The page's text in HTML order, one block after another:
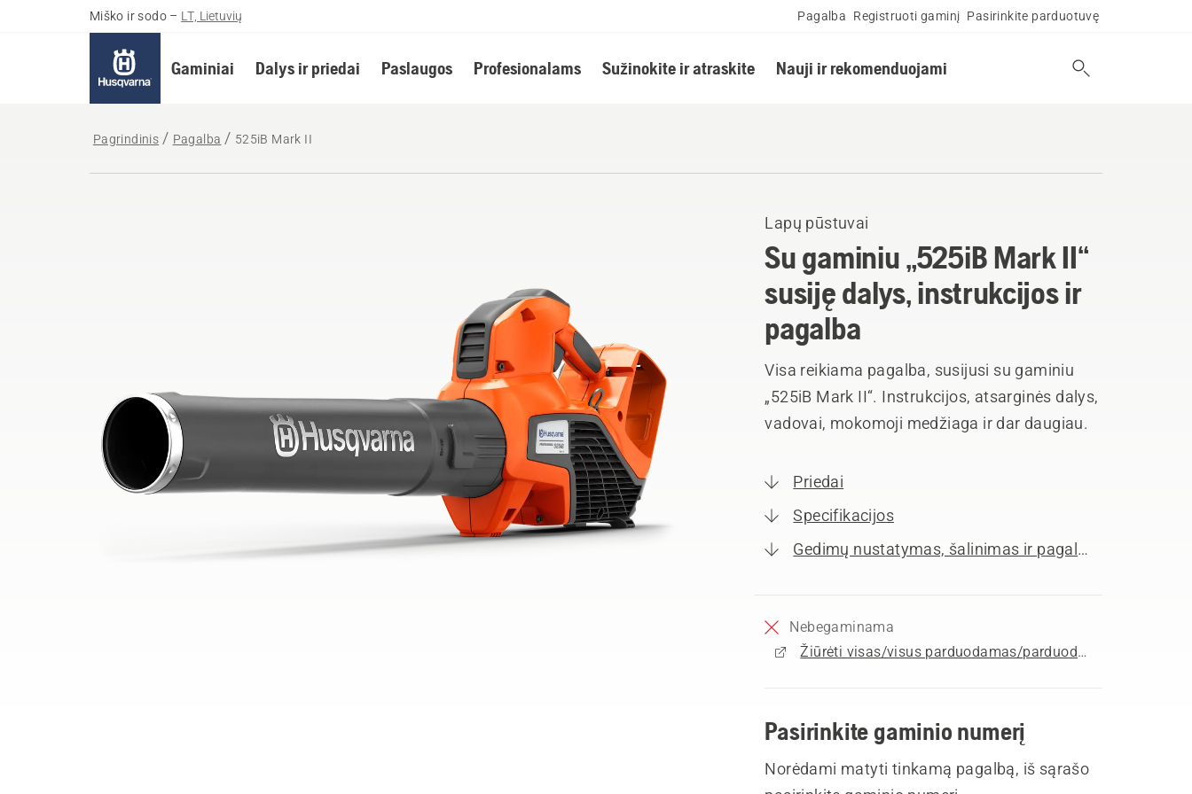
Miško ir sodo – LT, Lietuvių Pagalba Registruoti gaminį Pasirinkite parduotuvę
Gaminiai Dalys ir priedai Paslaugos Profesionalams Sužinokite ir atraskite Nauji ir rekomenduojami
Pagrindinis Pagalba 525iB Mark II
Lapų pūstuvai
Su gaminiu „525iB Mark II“
susiję dalys, instrukcijos ir
pagalba
Visa reikiama pagalba, susijusi su gaminiu
„525iB Mark II“. Instrukcijos, atsarginės dalys,
vadovai, mokomoji medžiaga ir dar daugiau.
Priedai
Specifikacijos
Gedimų nustatymas, šalinimas ir pagalba
Nebegaminama
Žiūrėti visas/visus parduodamas/parduodamus Lapų pūstuvai
Pasirinkite gaminio numerį
Norėdami matyti tinkamą pagalbą, iš sąrašo